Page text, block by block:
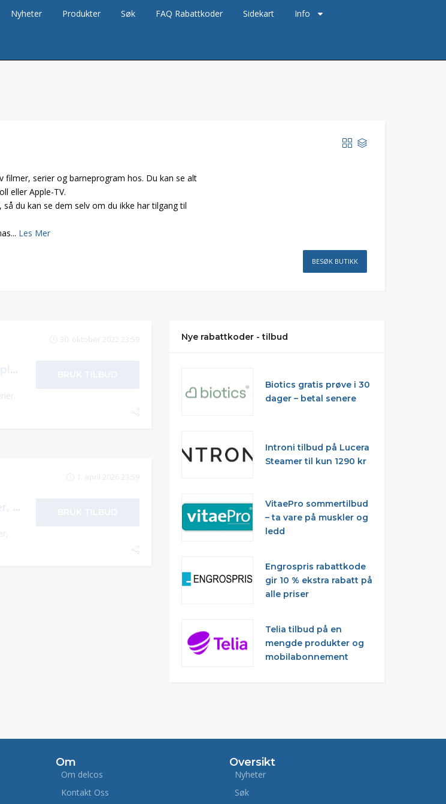
Nyheter Produkter Søk FAQ Rabattkoder Sidekart Info
filmer, serier og barneprogram hos. Du kan se alt
eller Apple-TV.
du kan se dem selv om du ikke har tilgang til
Les Mer
BESØK BUTIKK
30. oktober 2022 23:59
1. april 2026 23:59
Nye rabattkoder - tilbud
Biotics gratis prøve i 30
dager – betal senere
Introni tilbud på Lucera
Steamer til kun 1290 kr
VitaePro sommertilbud
– ta vare på muskler og
ledd
Engrospris rabattkode
gir 10 % ekstra rabatt på
alle priser
Telia tilbud på en
mengde produkter og
mobilabonnement
Om
Om delcos
Kontakt Oss
Oversikt
Nyheter
Søk